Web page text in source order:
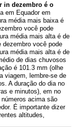
in dezembro é o
em Equador em
média mais baixa é
você pode
média mais alta é de
você pode
média mais alta é de
de dias chuvosos
é 101.3 mm (olhe
viagem, lembre-se de
A duração do dia no
e minutos), em no
acima são
É importante dizer
altitudes,